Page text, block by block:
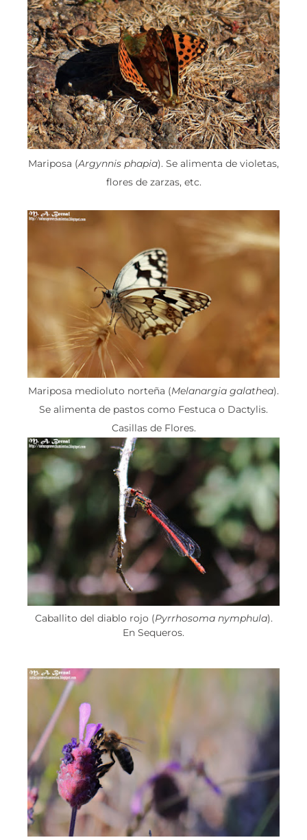
Mariposa (Argynnis phapia). Se alimenta de violetas,
flores de zarzas, etc.
Mariposa medioluto norteña (Melanargia galathea).
Se alimenta de pastos como Festuca o Dactylis.
Casillas de Flores.
Caballito del diablo rojo (Pyrrhosoma nymphula).
En Sequeros.